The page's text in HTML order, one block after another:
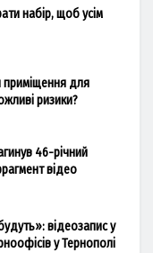
набір, щоб усім
для
ризики?
46-річний
відео
відеозапис у
у Тернополі